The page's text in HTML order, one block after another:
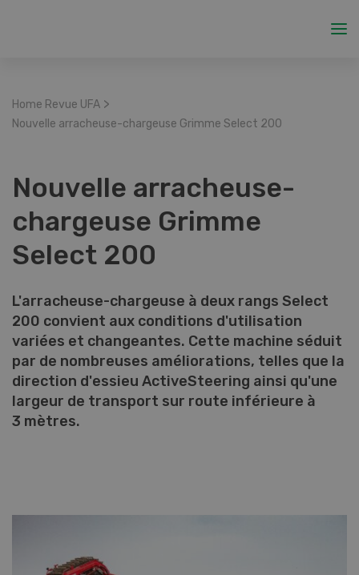
Home Revue UFA >
Nouvelle arracheuse-chargeuse Grimme Select 200
Nouvelle arracheuse-
chargeuse Grimme
Select 200
L'arracheuse-chargeuse à deux rangs Select
200 convient aux conditions d'utilisation
variées et changeantes. Cette machine séduit
par de nombreuses améliorations, telles que la
direction d'essieu ActiveSteering ainsi qu'une
largeur de transport sur route inférieure à
3 mètres.